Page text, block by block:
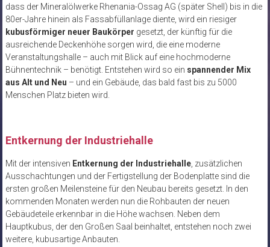
dass der Mineralölwerke Rhenania-Ossag AG (später Shell) bis in die
80er-Jahre hinein als Fassabfüllanlage diente, wird ein riesiger
kubusförmiger neuer Baukörper gesetzt, der künftig für die
ausreichende Deckenhöhe sorgen wird, die eine moderne
Veranstaltungshalle – auch mit Blick auf eine hochmoderne
Bühnentechnik – benötigt. Entstehen wird so ein spannender Mix
aus Alt und Neu – und ein Gebäude, das bald fast bis zu 5000
Menschen Platz bieten wird.
Entkernung der Industriehalle
Mit der intensiven Entkernung der Industriehalle, zusätzlichen
Ausschachtungen und der Fertigstellung der Bodenplatte sind die
ersten großen Meilensteine für den Neubau bereits gesetzt. In den
kommenden Monaten werden nun die Rohbauten der neuen
Gebäudeteile erkennbar in die Höhe wachsen. Neben dem
Hauptkubus, der den Großen Saal beinhaltet, entstehen noch zwei
weitere, kubusartige Anbauten.